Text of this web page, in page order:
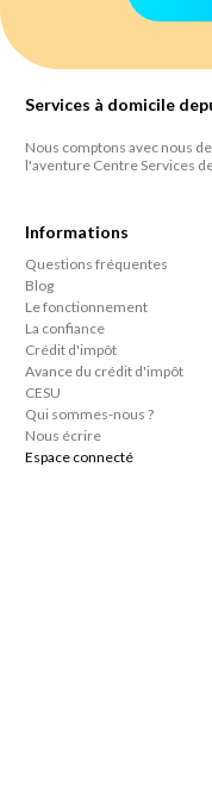
Services à domicile
Nous comptons avec nous
l'aventure Centre Services
Informations
Questions fréquentes
Blog
Le fonctionnement
La confiance
Crédit d'impôt
Avance du crédit d'impôt
CESU
Qui sommes-nous ?
Nous écrire
Espace connecté